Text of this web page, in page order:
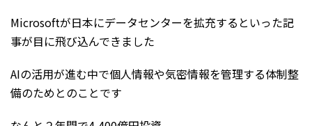
Microsoftが日本にデータセンターを拡充するといった記
事が目に飛び込んできました
AIの活用が進む中で個人情報や気密情報を管理する体制整
備のためとのことです